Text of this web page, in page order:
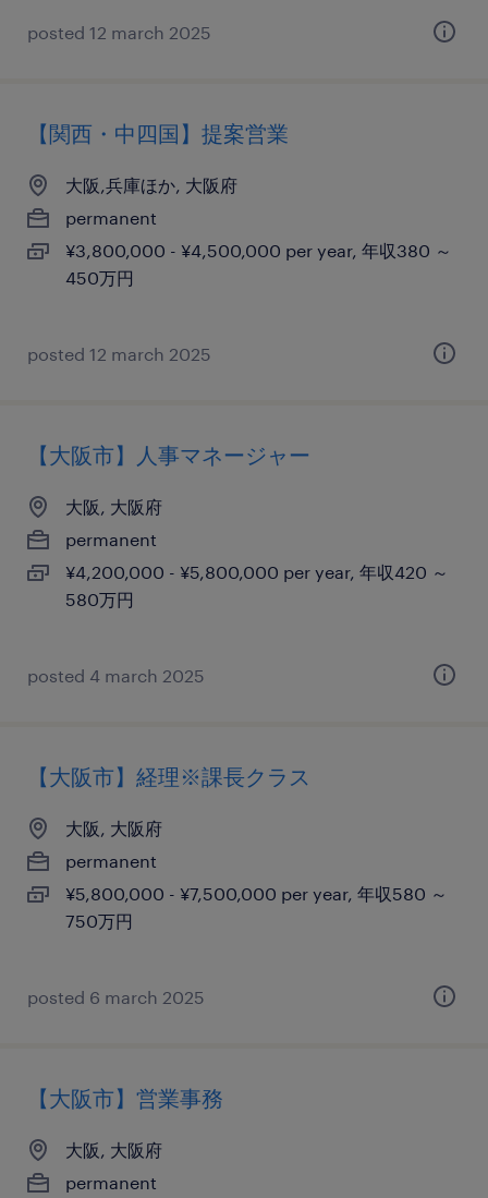
posted 12 march 2025
【関西・中四国】提案営業
大阪,兵庫ほか, 大阪府
permanent
¥3,800,000 - ¥4,500,000 per year, 年収380 ～
450万円
posted 12 march 2025
【大阪市】人事マネージャー
大阪, 大阪府
permanent
¥4,200,000 - ¥5,800,000 per year, 年収420 ～
580万円
posted 4 march 2025
【大阪市】経理※課長クラス
大阪, 大阪府
permanent
¥5,800,000 - ¥7,500,000 per year, 年収580 ～
750万円
posted 6 march 2025
【大阪市】営業事務
大阪, 大阪府
permanent